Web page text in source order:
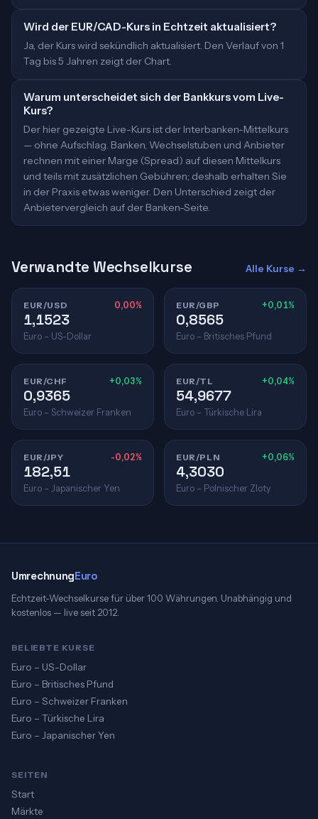
Wird der EUR/CAD-Kurs in Echtzeit aktualisiert?
Ja, der Kurs wird sekündlich aktualisiert. Den Verlauf von 1
Tag bis 5 Jahren zeigt der Chart.
Warum unterscheidet sich der Bankkurs vom Live-
Kurs?
Der hier gezeigte Live-Kurs ist der Interbanken-Mittelkurs
— ohne Aufschlag. Banken, Wechselstuben und Anbieter
rechnen mit einer Marge (Spread) auf diesen Mittelkurs
und teils mit zusätzlichen Gebühren; deshalb erhalten Sie
in der Praxis etwas weniger. Den Unterschied zeigt der
Anbietervergleich auf der Banken-Seite.
Verwandte Wechselkurse Alle Kurse →
EUR/USD 0,00%
1,1523
Euro – US-Dollar
EUR/GBP +0,01%
0,8565
Euro – Britisches Pfund
EUR/CHF +0,03%
0,9365
Euro – Schweizer Franken
EUR/TL +0,04%
54,9677
Euro – Türkische Lira
EUR/JPY -0,02%
182,51
Euro – Japanischer Yen
EUR/PLN +0,06%
4,3030
Euro – Polnischer Zloty
UmrechnungEuro
Echtzeit-Wechselkurse für über 100 Währungen. Unabhängig und
kostenlos — live seit 2012.
BELIEBTE KURSE
Euro – US-Dollar
Euro – Britisches Pfund
Euro – Schweizer Franken
Euro – Türkische Lira
Euro – Japanischer Yen
SEITEN
Start
Märkte